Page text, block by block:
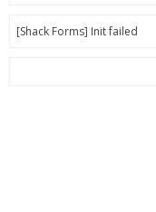
[Shack Forms] Init failed